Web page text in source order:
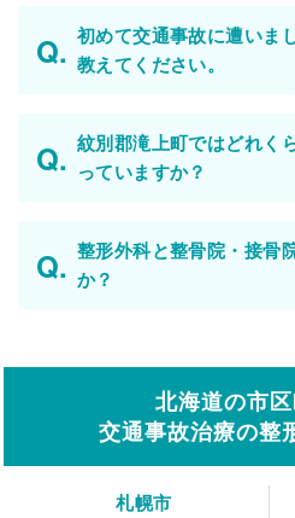
初めて交通事故に遭いま
教えてください。
紋別郡滝上町ではどれく
っていますか？
整形外科と整骨院・接骨
か？
北海道の市
交通事故治療の整
札幌市